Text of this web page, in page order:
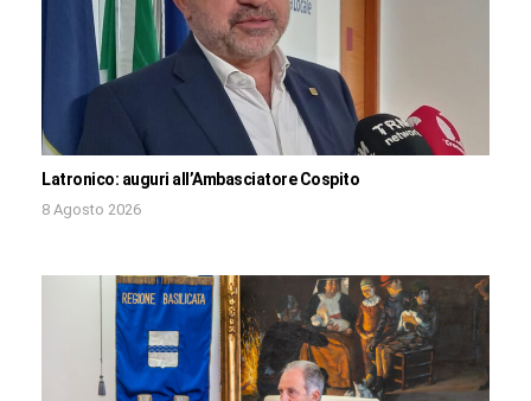
Latronico: auguri all’Ambasciatore Cospito
8 Agosto 2026